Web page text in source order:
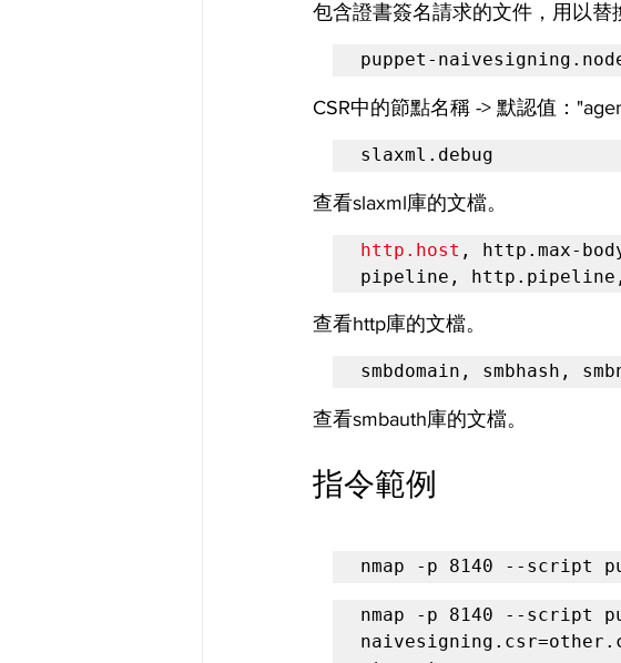
包含證書簽名請求的文件，用以替
puppet-
CSR中的節點名稱 -> 默認值：
slaxml.debug
查看slaxml庫的文檔。
http.host , http.max-
pipeline,
查看http庫的文檔。
smbdomain, smbhash,
查看smbauth庫的文檔。
指令範例
nmap -p 8140 --script
nmap -p 8140 --script